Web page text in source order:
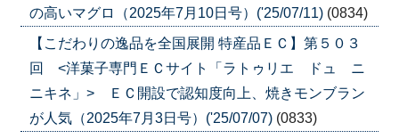
の高いマグロ（2025年7月10日号）('25/07/11) (0834)
【こだわりの逸品を全国展開 特産品ＥＣ】第５０３
回 <洋菓子専門ＥＣサイト「ラトゥリエ ドュ ニ
ニキネ」> ＥＣ開設で認知度向上、焼きモンブラン
が人気（2025年7月3日号）('25/07/07) (0833)